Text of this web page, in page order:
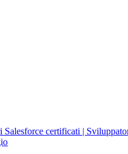
Salesforce certificati |